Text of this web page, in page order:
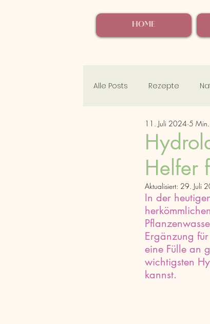
HOME
Alle Posts Rezepte
Mama Selfcare Momente
Helfer
11. Juli 2024 5 Min.
Aktualisiert: 29. Juli
In der
Ergänzung
eine Fülle an
wichtigsten
kannst.